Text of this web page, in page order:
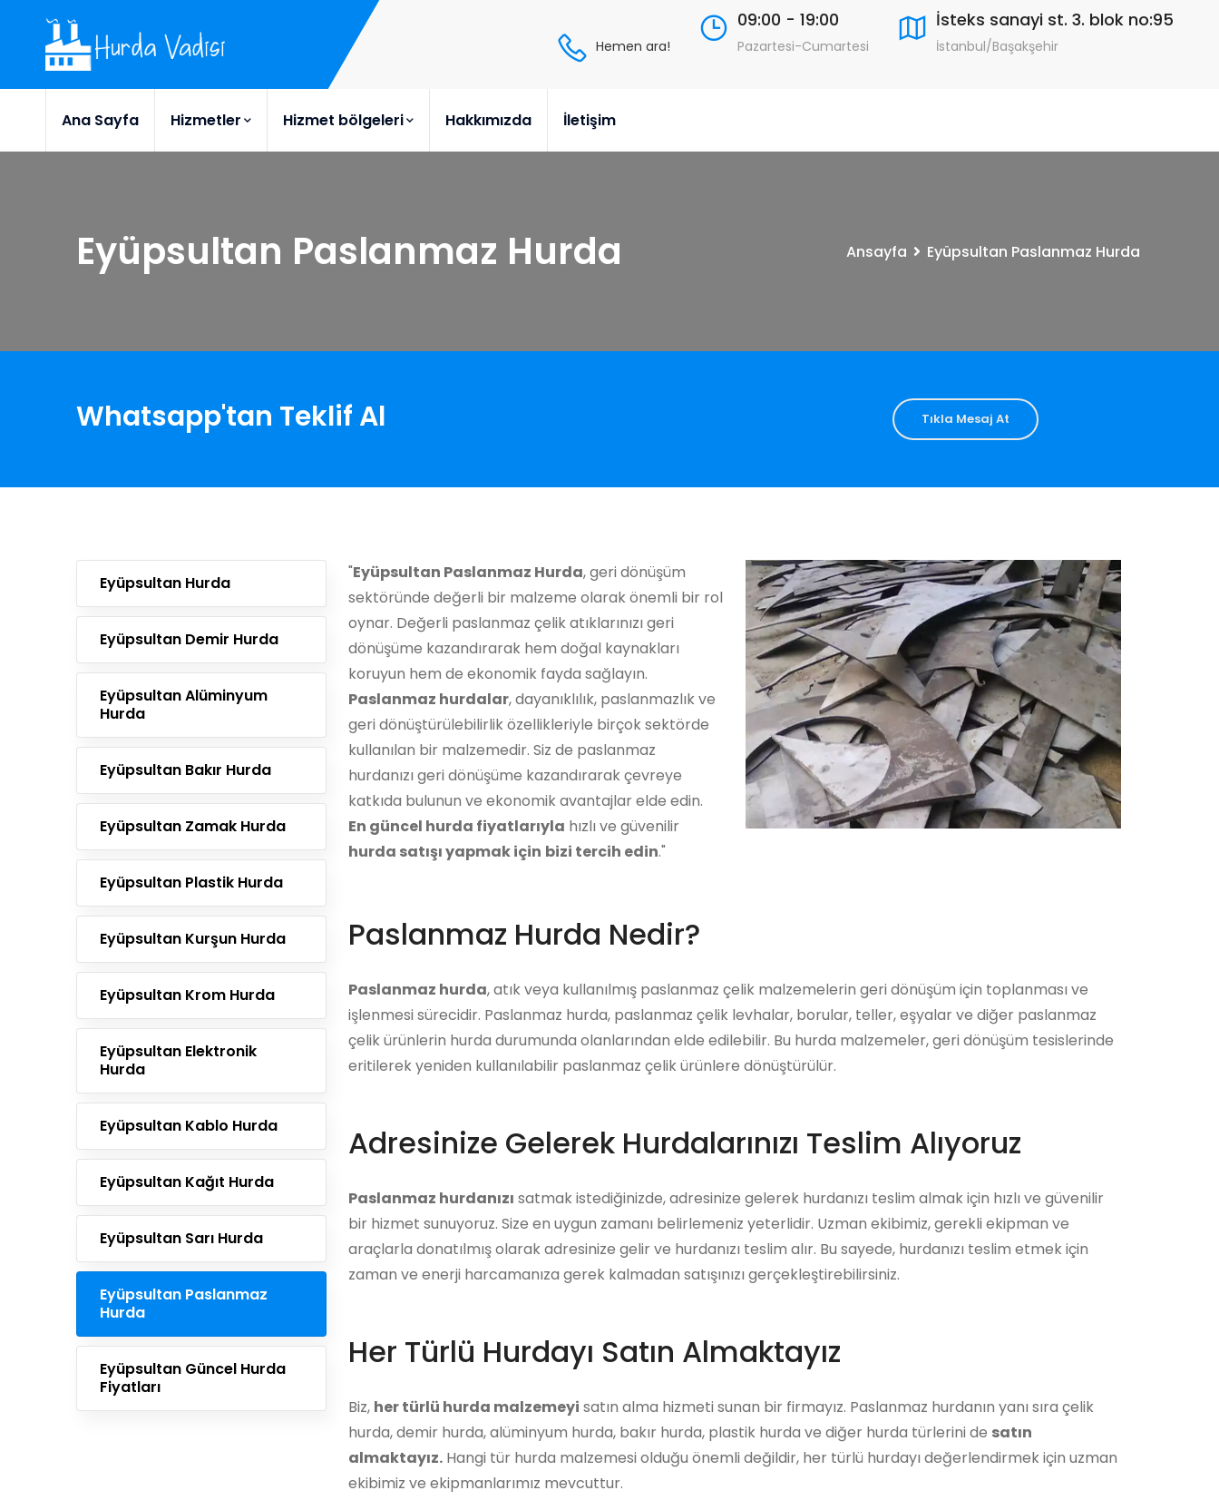
Hemen ara!
09:00 - 19:00
Pazartesi-Cumartesi
İsteks sanayi st. 3. blok no:95
İstanbul/Başakşehir
Ana Sayfa Hizmetler Hizmet bölgeleri Hakkımızda İletişim
Eyüpsultan Paslanmaz Hurda Ansayfa Eyüpsultan Paslanmaz Hurda
Whatsapp'tan Teklif Al Tıkla Mesaj At
Eyüpsultan Hurda
Eyüpsultan Demir Hurda
Eyüpsultan Alüminyum
Hurda
Eyüpsultan Bakır Hurda
Eyüpsultan Zamak Hurda
Eyüpsultan Plastik Hurda
Eyüpsultan Kurşun Hurda
Eyüpsultan Krom Hurda
Eyüpsultan Elektronik
Hurda
Eyüpsultan Kablo Hurda
Eyüpsultan Kağıt Hurda
Eyüpsultan Sarı Hurda
Eyüpsultan Paslanmaz
Hurda
Eyüpsultan Güncel Hurda
Fiyatları
"Eyüpsultan Paslanmaz Hurda, geri dönüşüm
sektöründe değerli bir malzeme olarak önemli bir rol
oynar. Değerli paslanmaz çelik atıklarınızı geri
dönüşüme kazandırarak hem doğal kaynakları
koruyun hem de ekonomik fayda sağlayın.
Paslanmaz hurdalar, dayanıklılık, paslanmazlık ve
geri dönüştürülebilirlik özellikleriyle birçok sektörde
kullanılan bir malzemedir. Siz de paslanmaz
hurdanızı geri dönüşüme kazandırarak çevreye
katkıda bulunun ve ekonomik avantajlar elde edin.
En güncel hurda fiyatlarıyla hızlı ve güvenilir
hurda satışı yapmak için bizi tercih edin."
Paslanmaz Hurda Nedir?
Paslanmaz hurda, atık veya kullanılmış paslanmaz çelik malzemelerin geri dönüşüm için toplanması ve
işlenmesi sürecidir. Paslanmaz hurda, paslanmaz çelik levhalar, borular, teller, eşyalar ve diğer paslanmaz
çelik ürünlerin hurda durumunda olanlarından elde edilebilir. Bu hurda malzemeler, geri dönüşüm tesislerinde
eritilerek yeniden kullanılabilir paslanmaz çelik ürünlere dönüştürülür.
Adresinize Gelerek Hurdalarınızı Teslim Alıyoruz
Paslanmaz hurdanızı satmak istediğinizde, adresinize gelerek hurdanızı teslim almak için hızlı ve güvenilir
bir hizmet sunuyoruz. Size en uygun zamanı belirlemeniz yeterlidir. Uzman ekibimiz, gerekli ekipman ve
araçlarla donatılmış olarak adresinize gelir ve hurdanızı teslim alır. Bu sayede, hurdanızı teslim etmek için
zaman ve enerji harcamanıza gerek kalmadan satışınızı gerçekleştirebilirsiniz.
Her Türlü Hurdayı Satın Almaktayız
Biz, her türlü hurda malzemeyi satın alma hizmeti sunan bir firmayız. Paslanmaz hurdanın yanı sıra çelik
hurda, demir hurda, alüminyum hurda, bakır hurda, plastik hurda ve diğer hurda türlerini de satın
almaktayız. Hangi tür hurda malzemesi olduğu önemli değildir, her türlü hurdayı değerlendirmek için uzman
ekibimiz ve ekipmanlarımız mevcuttur.